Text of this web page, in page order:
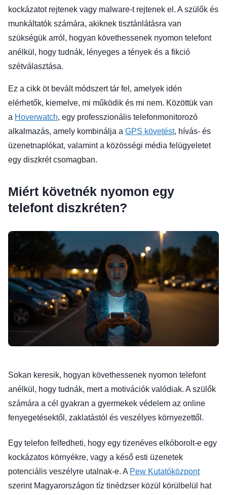
kockázatot rejtenek vagy malware-t rejtenek el. A szülők és
munkáltatók számára, akiknek tisztánlátásra van
szükségük arról, hogyan követhessenek nyomon telefont
anélkül, hogy tudnák, lényeges a tények és a fikció
szétválasztása.
Ez a cikk öt bevált módszert tár fel, amelyek idén
elérhetők, kiemelve, mi működik és mi nem. Közöttük van
a Hoverwatch, egy professzionális telefonmonitorozó
alkalmazás, amely kombinálja a GPS követést, hívás- és
üzenetnaplókat, valamint a közösségi média felügyeletet
egy diszkrét csomagban.
Miért követnék nyomon egy
telefont diszkréten?
Sokan keresik, hogyan követhessenek nyomon telefont
anélkül, hogy tudnák, mert a motivációk valódiak. A szülők
számára a cél gyakran a gyermekek védelem az online
fenyegetésektől, zaklatástól és veszélyes környezettől.
Egy telefon felfedheti, hogy egy tizenéves elkóborolt-e egy
kockázatos környékre, vagy a késő esti üzenetek
potenciális veszélyre utalnak-e. A Pew Kutatóközpont
szerint Magyarországon tíz tinédzser közül körülbelül hat